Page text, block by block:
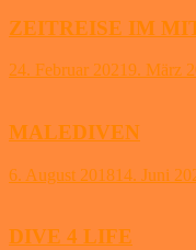
ZEITREISE IM
24. Februar 20219. März
MALEDIVEN
6. August 201814. Juni
DIVE 4 LIFE